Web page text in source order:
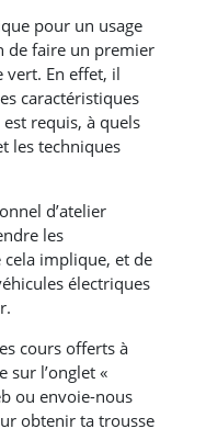
pour un usage
de faire un premier
vert. En effet, il
caractéristiques
requis, à quels
les techniques
d’atelier
les
implique, et de
électriques
cours offerts à
sur l’onglet «
ou envoie-nous
obtenir ta trousse